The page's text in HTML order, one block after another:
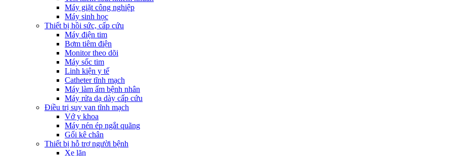
Máy giặt công nghiệp
Máy sinh học
Thiết bị hồi sức, cấp cứu
Máy điện tim
Bơm tiêm điện
Monitor theo dõi
Máy sốc tim
Linh kiện y tế
Catheter tĩnh mạch
Máy làm ấm bệnh nhân
Máy rửa dạ dày cấp cứu
Điều trị suy van tĩnh mạch
Vớ y khoa
Máy nén ép ngắt quãng
Gối kê chân
Thiết bị hỗ trợ người bệnh
Xe lăn